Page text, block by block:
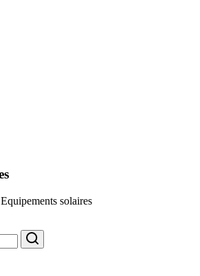
Equipements solaires